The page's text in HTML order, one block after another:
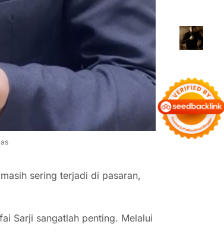
sering terjadi di pasaran,
Sarji sangatlah penting. Melalui